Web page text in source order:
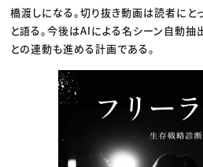
橋渡しになる。切り抜き動画は読者にと
と語る。今後はAIによる名シーン自動抽
との連動も進める計画である。